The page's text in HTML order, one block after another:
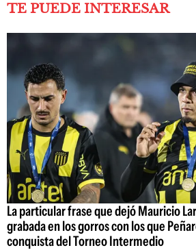
TE PUEDE INTERESAR
La particular frase que dejó Mauricio
grabada en los gorros con los que
conquista del Torneo Intermedio